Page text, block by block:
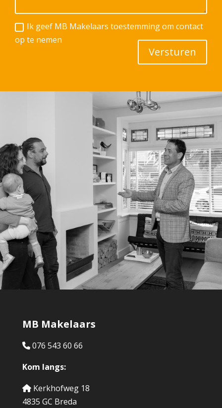
Ik geef MB Makelaars toestemming om contact
op te nemen
Versturen
MB Makelaars
076 543 60 66
Kom langs:
Kerkhofweg 18
4835 GC Breda